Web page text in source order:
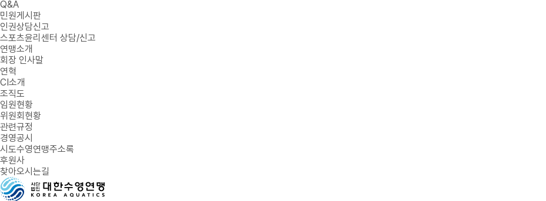
Q&A
민원게시판
인권상담신고
스포츠윤리센터 상담/신고
연맹소개
회장 인사말
연혁
CI소개
조직도
임원현황
위원회현황
관련규정
경영공시
시도수영연맹주소록
후원사
찾아오시는길